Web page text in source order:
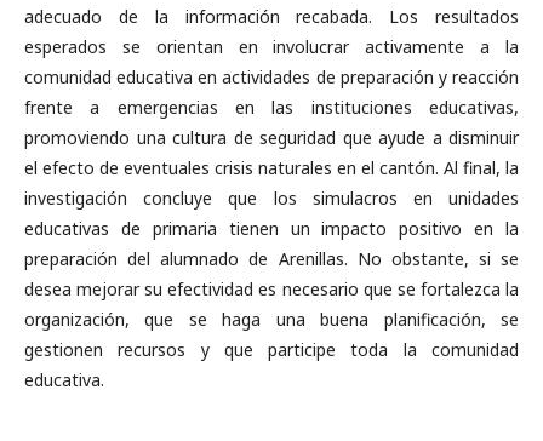
adecuado de la información recabada. Los resultados
esperados se orientan en involucrar activamente a la
comunidad educativa en actividades de preparación y reacción
frente a emergencias en las instituciones educativas,
promoviendo una cultura de seguridad que ayude a disminuir
el efecto de eventuales crisis naturales en el cantón. Al final, la
investigación concluye que los simulacros en unidades
educativas de primaria tienen un impacto positivo en la
preparación del alumnado de Arenillas. No obstante, si se
desea mejorar su efectividad es necesario que se fortalezca la
organización, que se haga una buena planificación, se
gestionen recursos y que participe toda la comunidad
educativa.